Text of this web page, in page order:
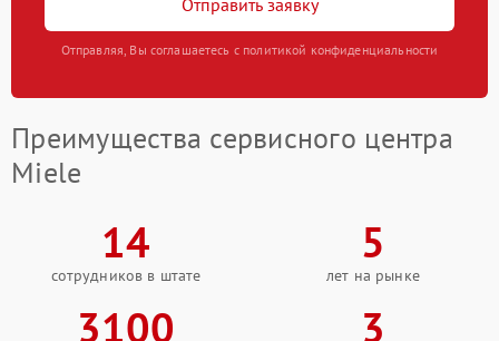
Отправляя, Вы соглашаетесь с политикой конфиденциальности
Преимущества сервисного центра
Miele
14
сотрудников в штате
5
лет на рынке
3100 3